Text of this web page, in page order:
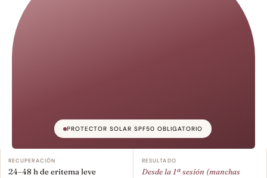
PROTECTOR SOLAR SPF50 OBLIGATORIO
RECUPERACIÓN
24–48 h de eritema leve
RESULTADO
Desde la 1ª sesión (manchas